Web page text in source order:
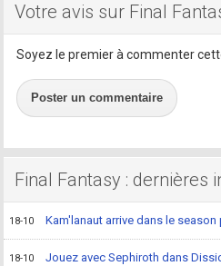
Votre avis sur Final
Soyez le premier à commenter
Poster un commentaire
Final Fantasy : dernières
18-10 Kam'lanaut arrive dans le season
18-10 Jouez avec Sephiroth dans